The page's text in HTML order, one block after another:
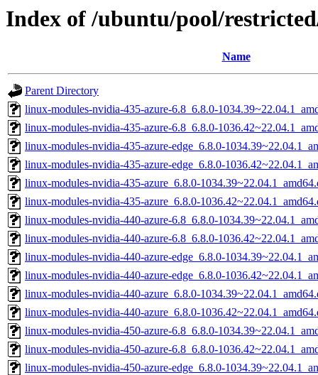
Index of /ubuntu/pool/
Name
Parent Directory
linux-modules-nvidia-435-azure-6.8_6.8.0-
linux-modules-nvidia-435-azure-6.8_6.8.0-
linux-modules-nvidia-435-azure-edge_6.8.0-
linux-modules-nvidia-435-azure-edge_6.8.0-
linux-modules-nvidia-435-azure_6.8.0-
linux-modules-nvidia-435-azure_6.8.0-
linux-modules-nvidia-440-azure-6.8_6.8.0-
linux-modules-nvidia-440-azure-6.8_6.8.0-
linux-modules-nvidia-440-azure-edge_6.8.0-
linux-modules-nvidia-440-azure-edge_6.8.0-
linux-modules-nvidia-440-azure_6.8.0-
linux-modules-nvidia-440-azure_6.8.0-
linux-modules-nvidia-450-azure-6.8_6.8.0-
linux-modules-nvidia-450-azure-6.8_6.8.0-
linux-modules-nvidia-450-azure-edge_6.8.0-